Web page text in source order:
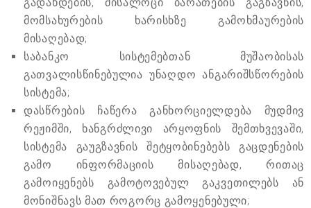
მომსახურების ხარისხზე გამოხმაურების
მისაღებად;
საბანკო სისტემებთან მუშაობისას
გათვალისწინებულია უნაღდო ანგარიშსწორების
სისტემა;
დასწრების ჩაწერა განხორციელდება მუდმივ
რეჟიმში, ხანგრძლივი არყოფნის შემთხვევაში,
სისტემა გაუგზავნის შეტყობინებებს გაცდენების
გამო ინფორმაციის მისაღებად, რითაც
გამოიყენებს გამოტოვებულ გაკვეთილებს ან
მონიშნავს მათ როგორც გამოყენებული;